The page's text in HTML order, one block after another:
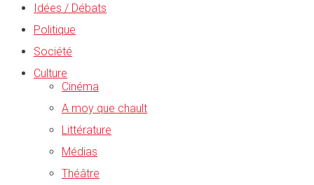
Idées / Débats
Politique
Société
Culture
Cinéma
A moy que chault
Littérature
Médias
Théâtre